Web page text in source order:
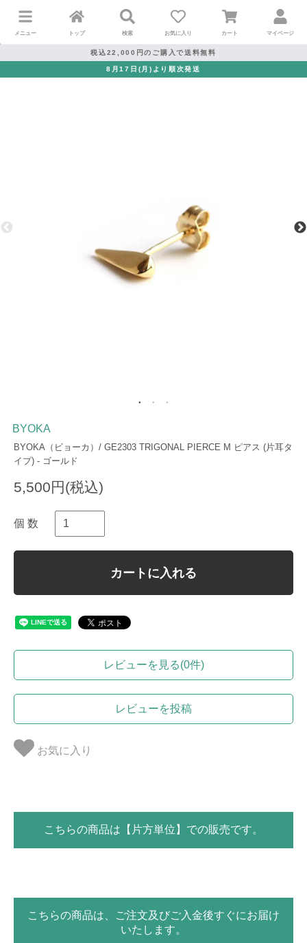
メニュー トップ 検索 お気に入り カート マイページ
税込22,000円のご購入で送料無料
8月17日(月)より順次発送
BYOKA
BYOKA（ビョーカ）/ GE2303 TRIGONAL PIERCE M ピアス (片耳タ
イプ) - ゴールド
5,500円(税込)
個 数
カートに入れる
レビューを見る(0件)
レビューを投稿
お気に入り
こちらの商品は【片方単位】での販売です。
こちらの商品は、ご注文及びご入金後すぐにお届け
いたします。